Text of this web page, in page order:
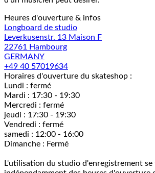
Heures d'ouverture & infos
Longboard de studio
Leverkusenstr. 13 Maison F
22761 Hambourg
GERMANY
+49 40 57019634
Horaires d'ouverture du skateshop :
Lundi : fermé
Mardi : 17:30 - 19:30
Mercredi : fermé
jeudi : 17:30 - 19:30
Vendredi : fermé
samedi : 12:00 - 16:00
Dimanche : Fermé
L'utilisation du studio d'enregistrement